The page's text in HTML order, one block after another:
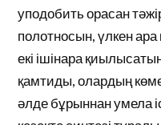
уподобить орасан
полотносын, үлкен
екі ішінара
қамтиды, олардың
әлде бұрыннан умела